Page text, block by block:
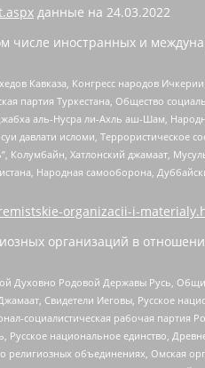
данные на 24.03.2022
иностранных и
Кавказа, Конгресс народов
партия Туркестана, Общество
аль-Нусра ли-Ахль аш-Шам,
давлати исломи,
Колумбайн, Хатлонский джамаат,
Народная самооборона,
organizacii-i-
организаций в
Духовно Родовой Державы Русь,
Свидетели Иеговы, Русское
социалистическая рабочая
национальное единство,
объединениях, Омская